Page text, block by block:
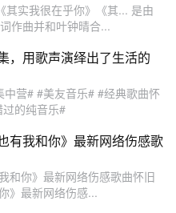
实我很在乎你》《其... 是由
作曲并和叶钟晴合...
，用歌声演绎出了生活的
营# #美友音乐# #经典歌曲怀
的纯音乐#
有我和你》最新网络伤感歌
和你》最新网络伤感歌曲怀旧
》最新网络伤感...